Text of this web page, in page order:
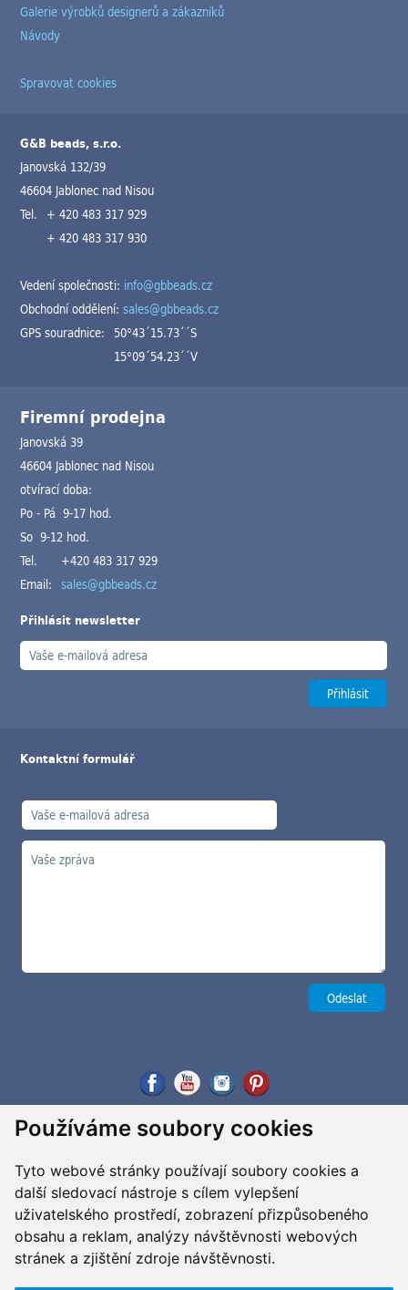
Používáme soubory cookies
Tyto webové stránky používají soubory cookies a
další sledovací nástroje s cílem vylepšení
uživatelského prostředí, zobrazení přizpůsobeného
obsahu a reklam, analýzy návštěvnosti webových
stránek a zjištění zdroje návštěvnosti.
Galerie výrobků designerů a zákazníků
Návody
Spravovat cookies
G&B beads, s.r.o.
Janovská 132/39
46604 Jablonec nad Nisou
Tel. + 420 483 317 929
+ 420 483 317 930
Vedení společnosti: info@gbbeads.cz
Obchodní oddělení:sales@gbbeads.cz
GPS souradnice: 50°43´15.73´´S
15°09´54.23´´V
Firemní prodejna
Janovská 39
46604 Jablonec nad Nisou
otvírací doba:
Po - Pá 9-17 hod.
So 9-12 hod.
Tel.
+420 483 317 929
Email: sales@gbbeads.cz
Přihlásit newsletter
Kontaktní formulář